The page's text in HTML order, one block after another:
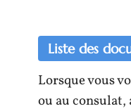
Liste des
Lorsque vous
ou au consulat,